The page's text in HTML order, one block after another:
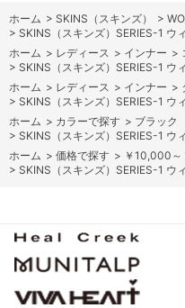
ホーム > SKINS（スキンズ） >
> SKINS（スキンズ）SERIES-1 ウ
ホーム > レディース > インナー >
> SKINS（スキンズ）SERIES-1 ウ
ホーム > レディース > インナー >
> SKINS（スキンズ）SERIES-1 ウ
ホーム > カラーで探す > ブラック
> SKINS（スキンズ）SERIES-1 ウ
ホーム > 価格で探す > ￥10,000～
> SKINS（スキンズ）SERIES-1 ウ